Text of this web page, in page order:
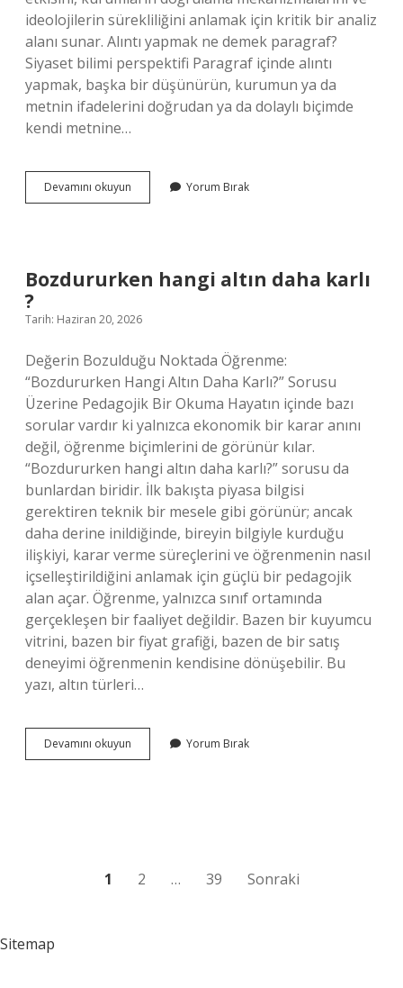
ideolojilerin sürekliliğini anlamak için kritik bir analiz
alanı sunar. Alıntı yapmak ne demek paragraf?
Siyaset bilimi perspektifi Paragraf içinde alıntı
yapmak, başka bir düşünürün, kurumun ya da
metnin ifadelerini doğrudan ya da dolaylı biçimde
kendi metnine…
Devamını okuyun
yapmak
Yorum Bırak
Bozdururken hangi altın daha karlı
?
Tarih: Haziran 20, 2026
Değerin Bozulduğu Noktada Öğrenme:
“Bozdururken Hangi Altın Daha Karlı?” Sorusu
Üzerine Pedagojik Bir Okuma Hayatın içinde bazı
sorular vardır ki yalnızca ekonomik bir karar anını
değil, öğrenme biçimlerini de görünür kılar.
“Bozdururken hangi altın daha karlı?” sorusu da
bunlardan biridir. İlk bakışta piyasa bilgisi
gerektiren teknik bir mesele gibi görünür; ancak
daha derine inildiğinde, bireyin bilgiyle kurduğu
ilişkiyi, karar verme süreçlerini ve öğrenmenin nasıl
içselleştirildiğini anlamak için güçlü bir pedagojik
alan açar. Öğrenme, yalnızca sınıf ortamında
gerçekleşen bir faaliyet değildir. Bazen bir kuyumcu
vitrini, bazen bir fiyat grafiği, bazen de bir satış
deneyimi öğrenmenin kendisine dönüşebilir. Bu
yazı, altın türleri…
Devamını okuyun Bozdururken
hangi
Yorum Bırak
1 2 … 39 Sonraki
Sitemap